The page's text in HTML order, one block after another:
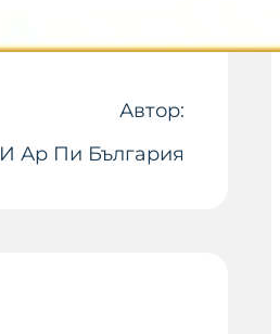
Автор:
И Ар Пи България